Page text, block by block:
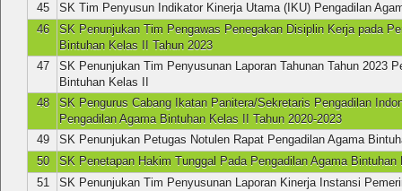
45
SK Tim Penyusun Indikator Kinerja Utama (IKU) Pengadilan
46
SK Penunjukan Tim Pengawas Penegakan Disiplin Kerja pada
Bintuhan Kelas II Tahun 2023
47
SK Penunjukan Tim Penyusunan Laporan Tahunan Tahun 2023
Bintuhan Kelas II
48
SK Pengurus Cabang Ikatan Panitera/Sekretaris Pengadilan
Pengadilan Agama Bintuhan Kelas II Tahun 2020-2023
49
SK Penunjukan Petugas Notulen Rapat Pengadilan Agama
50
SK Penetapan Hakim Tunggal Pada Pengadilan Agama Bintuhan
51
SK Penunjukan Tim Penyusunan Laporan Kinerja Instansi